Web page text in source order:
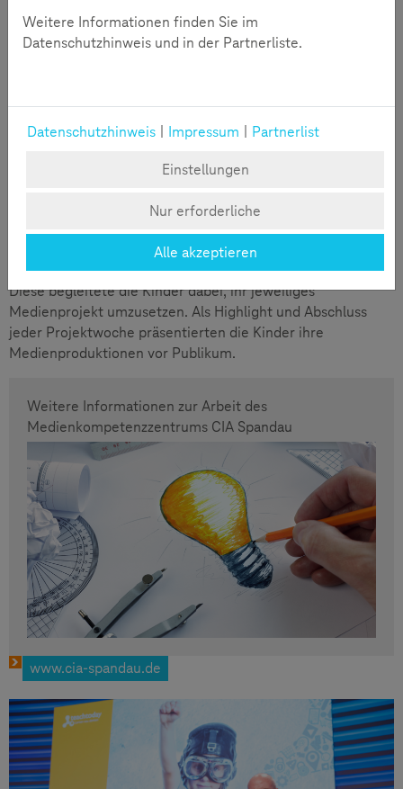
Das Projekt
An dem Trickfilmprojekt des Medienkompetenzzentrums
Grundschulen und einem Jugendzentrum teil. Ziel des
Erfahrungen der Kinder. Dafür stand den Teilnehmerinnen
und Teilnehmern medienpädagogische Hilfe zur Seite.
Diese begleitete die Kinder dabei, ihr jeweiliges
Medienprojekt umzusetzen. Als Highlight und Abschluss
jeder Projektwoche präsentierten die Kinder ihre
Medienproduktionen vor Publikum.
Weitere Informationen zur Arbeit des
Medienkompetenzzentrums CIA Spandau
www.cia-spandau.de
Weitere Informationen finden Sie im
Datenschutzhinweis und in der Partnerliste.
Datenschutzhinweis Impressum
Partnerlist
Einstellungen
Nur erforderliche
Alle akzeptieren